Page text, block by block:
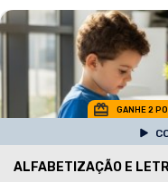
GANHE 2
ALFABETIZAÇÃO E